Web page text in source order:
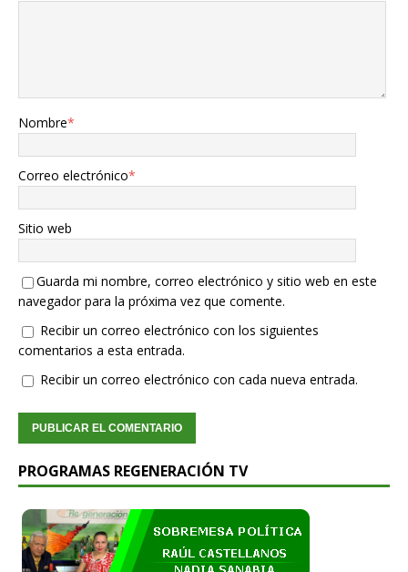
Nombre*
Correo electrónico*
Sitio web
Guarda mi nombre, correo electrónico y sitio web en este
navegador para la próxima vez que comente.
Recibir un correo electrónico con los siguientes
comentarios a esta entrada.
Recibir un correo electrónico con cada nueva entrada.
PROGRAMAS REGENERACIÓN TV